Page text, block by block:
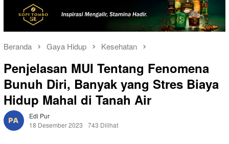
Beranda Gaya Hidup Kesehatan
Penjelasan MUI Tentang Fenomena
Bunuh Diri, Banyak yang Stres Biaya
Hidup Mahal di Tanah Air
Edi Pur
18 Desember 2023
743 Dilihat